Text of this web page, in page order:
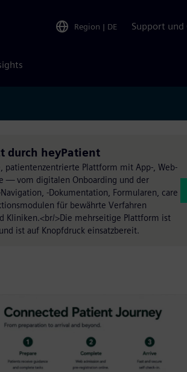
Region | DE Support
durch heyPatient
patientenzentrierte Plattform mit App-, Web-
— vom digitalen Onboarding und der
-Dokumentation, Formularen, care
für bewährte Verfahren
Kliniken.<br/>Die mehrseitige Plattform ist
ist auf Knopfdruck einsatzbereit.